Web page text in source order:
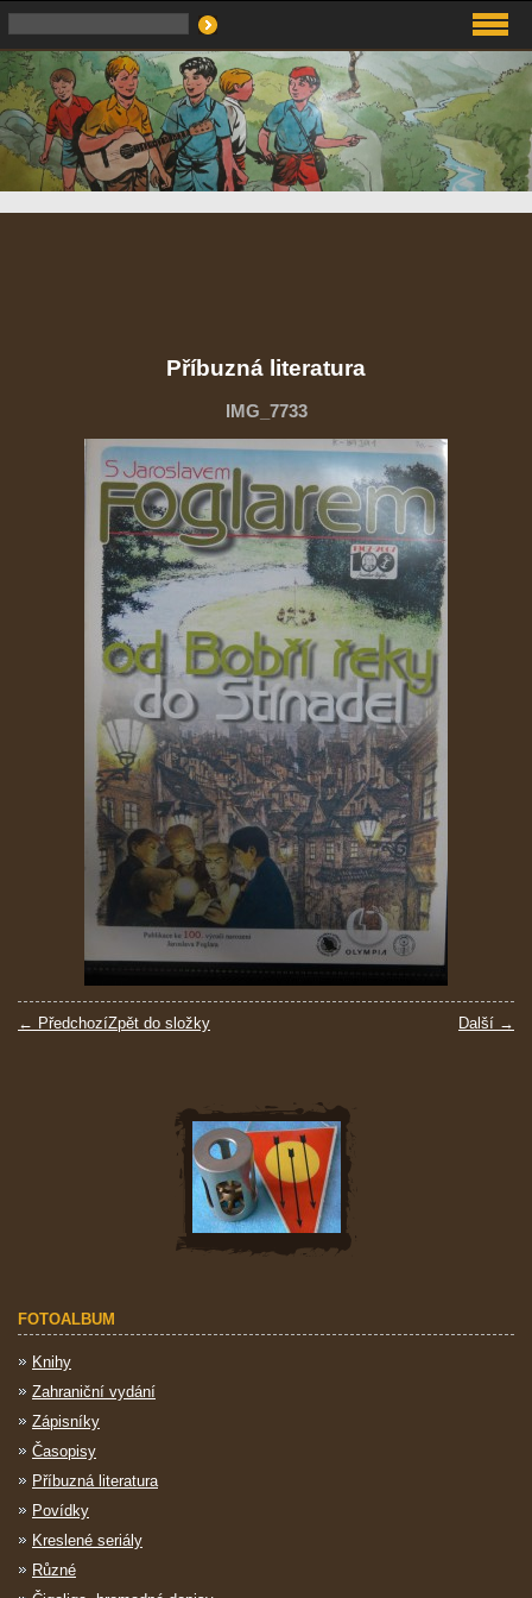
Příbuzná literatura
IMG_7733
← Předchozí Další →
Zpět do složky
FOTOALBUM
Knihy
Zahraniční vydání
Zápisníky
Časopisy
Příbuzná literatura
Povídky
Kreslené seriály
Různé